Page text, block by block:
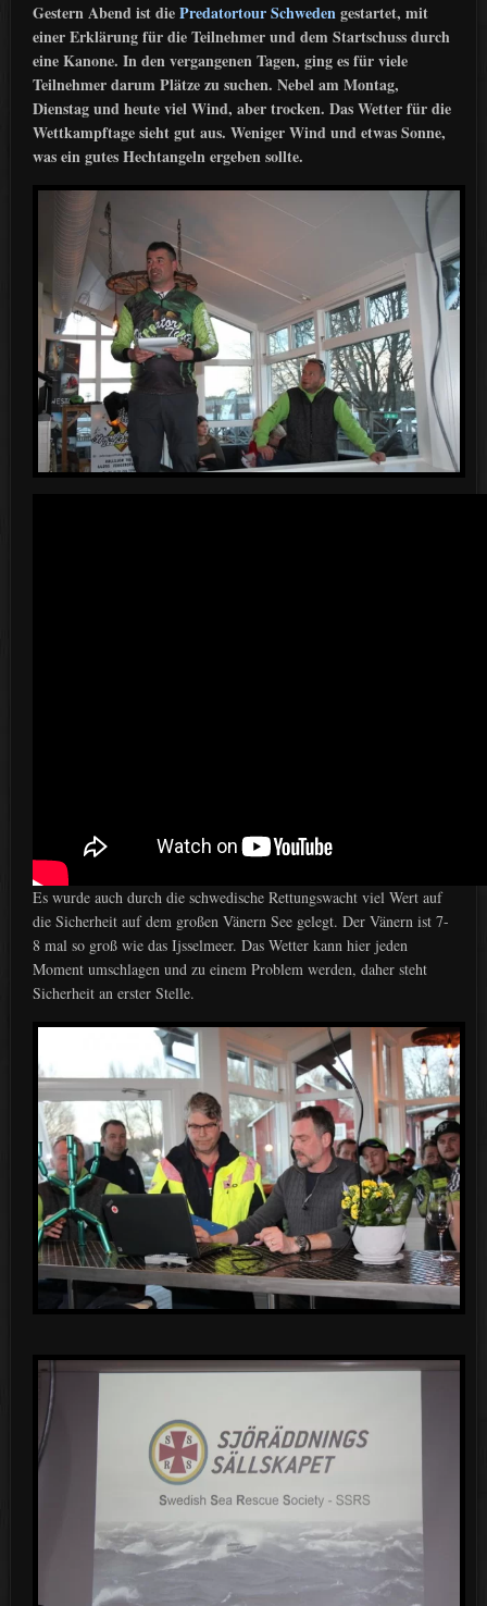
Gestern Abend ist diePredatortour Schwedengestartet, mit
einer Erklärung für die Teilnehmer und dem Startschuss durch
eine Kanone. In den vergangenen Tagen, ging es für viele
Teilnehmer darum Plätze zu suchen. Nebel am Montag,
Dienstag und heute viel Wind, aber trocken. Das Wetter für die
Wettkampftage sieht gut aus. Weniger Wind und etwas Sonne,
was ein gutes Hechtangeln ergeben sollte.
Es wurde auch durch die schwedische Rettungswacht viel Wert auf
die Sicherheit auf dem großen Vänern See gelegt. Der Vänern ist 7-
8 mal so groß wie das Ijsselmeer. Das Wetter kann hier jeden
Moment umschlagen und zu einem Problem werden, daher steht
Sicherheit an erster Stelle.